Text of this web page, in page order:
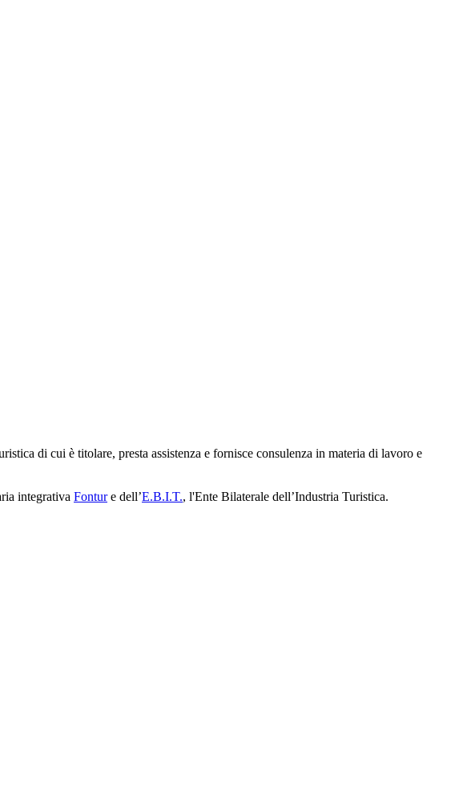
di cui è titolare, presta assistenza e fornisce consulenza in materia di lavoro e
integrativa Fonture dell’E.B.I.T., l'Ente Bilaterale dell’Industria Turistica.